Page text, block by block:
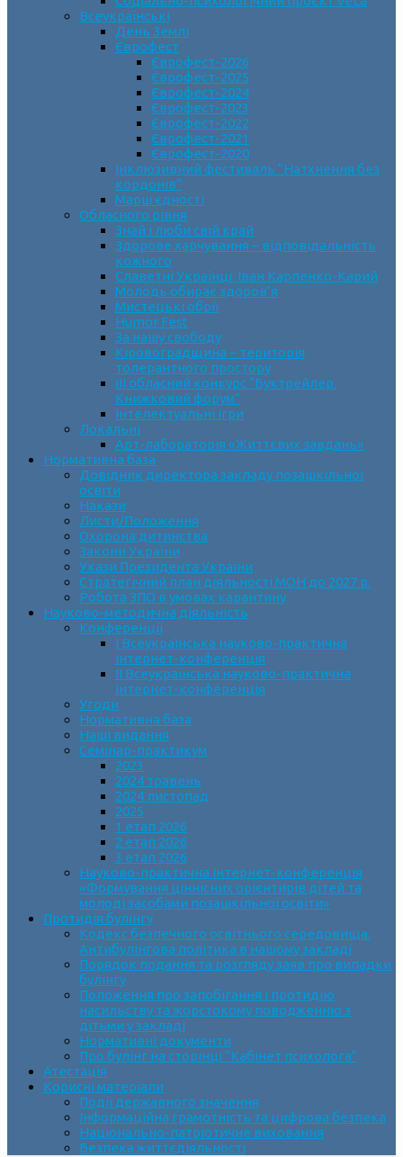
Всеукраїнські
День Землі
Єврофест
Єврофест-2026
Єврофест-2025
Єврофест-2024
Єврофест-2023
Єврофест-2022
Єврофест-2021
Єврофест-2020
Інклюзивний фестиваль “Натхнення без
кордонів”
Марш єдності
Обласного рівня
Знай і люби свій край
Здорове харчування – відповідальність
кожного
Славетні Українці. Іван Карпенко-Карий
Молодь обирає здоров’я
Мистецькі обрії
Humor Fest
За нашу свободу
Кіровоградщина – територія
толерантного простору
ІII обласний конкурс “Буктрейлер.
Книжковий форум”
Інтелектуальні ігри
Локальні
Арт-лабораторія «Життєвих завдань»
Нормативна база
Довідник директора закладу позашкільної
освіти
Накази
Листи/Положення
Охорона дитинства
Закони України
Укази Президента України
Стратегічний план діяльності МОН до 2027 р.
Робота ЗПО в умовах карантину
Науково-методична діяльність
Конференції
І Всеукраїнська науково-практична
інтернет-конференція
ІІ Всеукраїнська науково-практична
інтернет-конференція
Угоди
Нормативна база
Наші видання
Семінар-практикум
2023
2024 травень
2024 листопад
2025
1 етап 2026
2 етап 2026
3 етап 2026
Науково-практична інтернет-конференція
«Формування ціннісних орієнтирів дітей та
молоді засобами позашкільної освіти»
Протидія булінгу
Кодекс безпечного освітнього середовища.
Антибулінгова політика в нашому закладі
Порядок подання та розгляду заяв про випадки
булінгу
Положення про запобігання і протидію
насильству та жорстокому поводженню з
дітьми у закладі
Нормативні документи
Про булінг на сторінці “Кабінет психолога”
Атестація
Корисні матеріали
Події державного значення
Інформаційна грамотність та цифрова безпека
Національно-патріотичне виховання
Безпека життєдіяльності